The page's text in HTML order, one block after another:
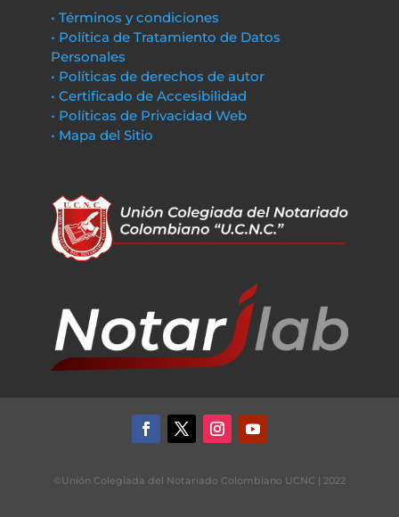
• Términos y condiciones
• Política de Tratamiento de Datos
Personales
• Políticas de derechos de autor
• Certificado de Accesibilidad
• Políticas de Privacidad Web
• Mapa del Sitio
©Unión Colegiada del Notariado Colombiano UCNC | 2022